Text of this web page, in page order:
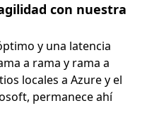
con nuestra
y una latencia
a rama y rama a
locales a Azure y el
permanece ahí